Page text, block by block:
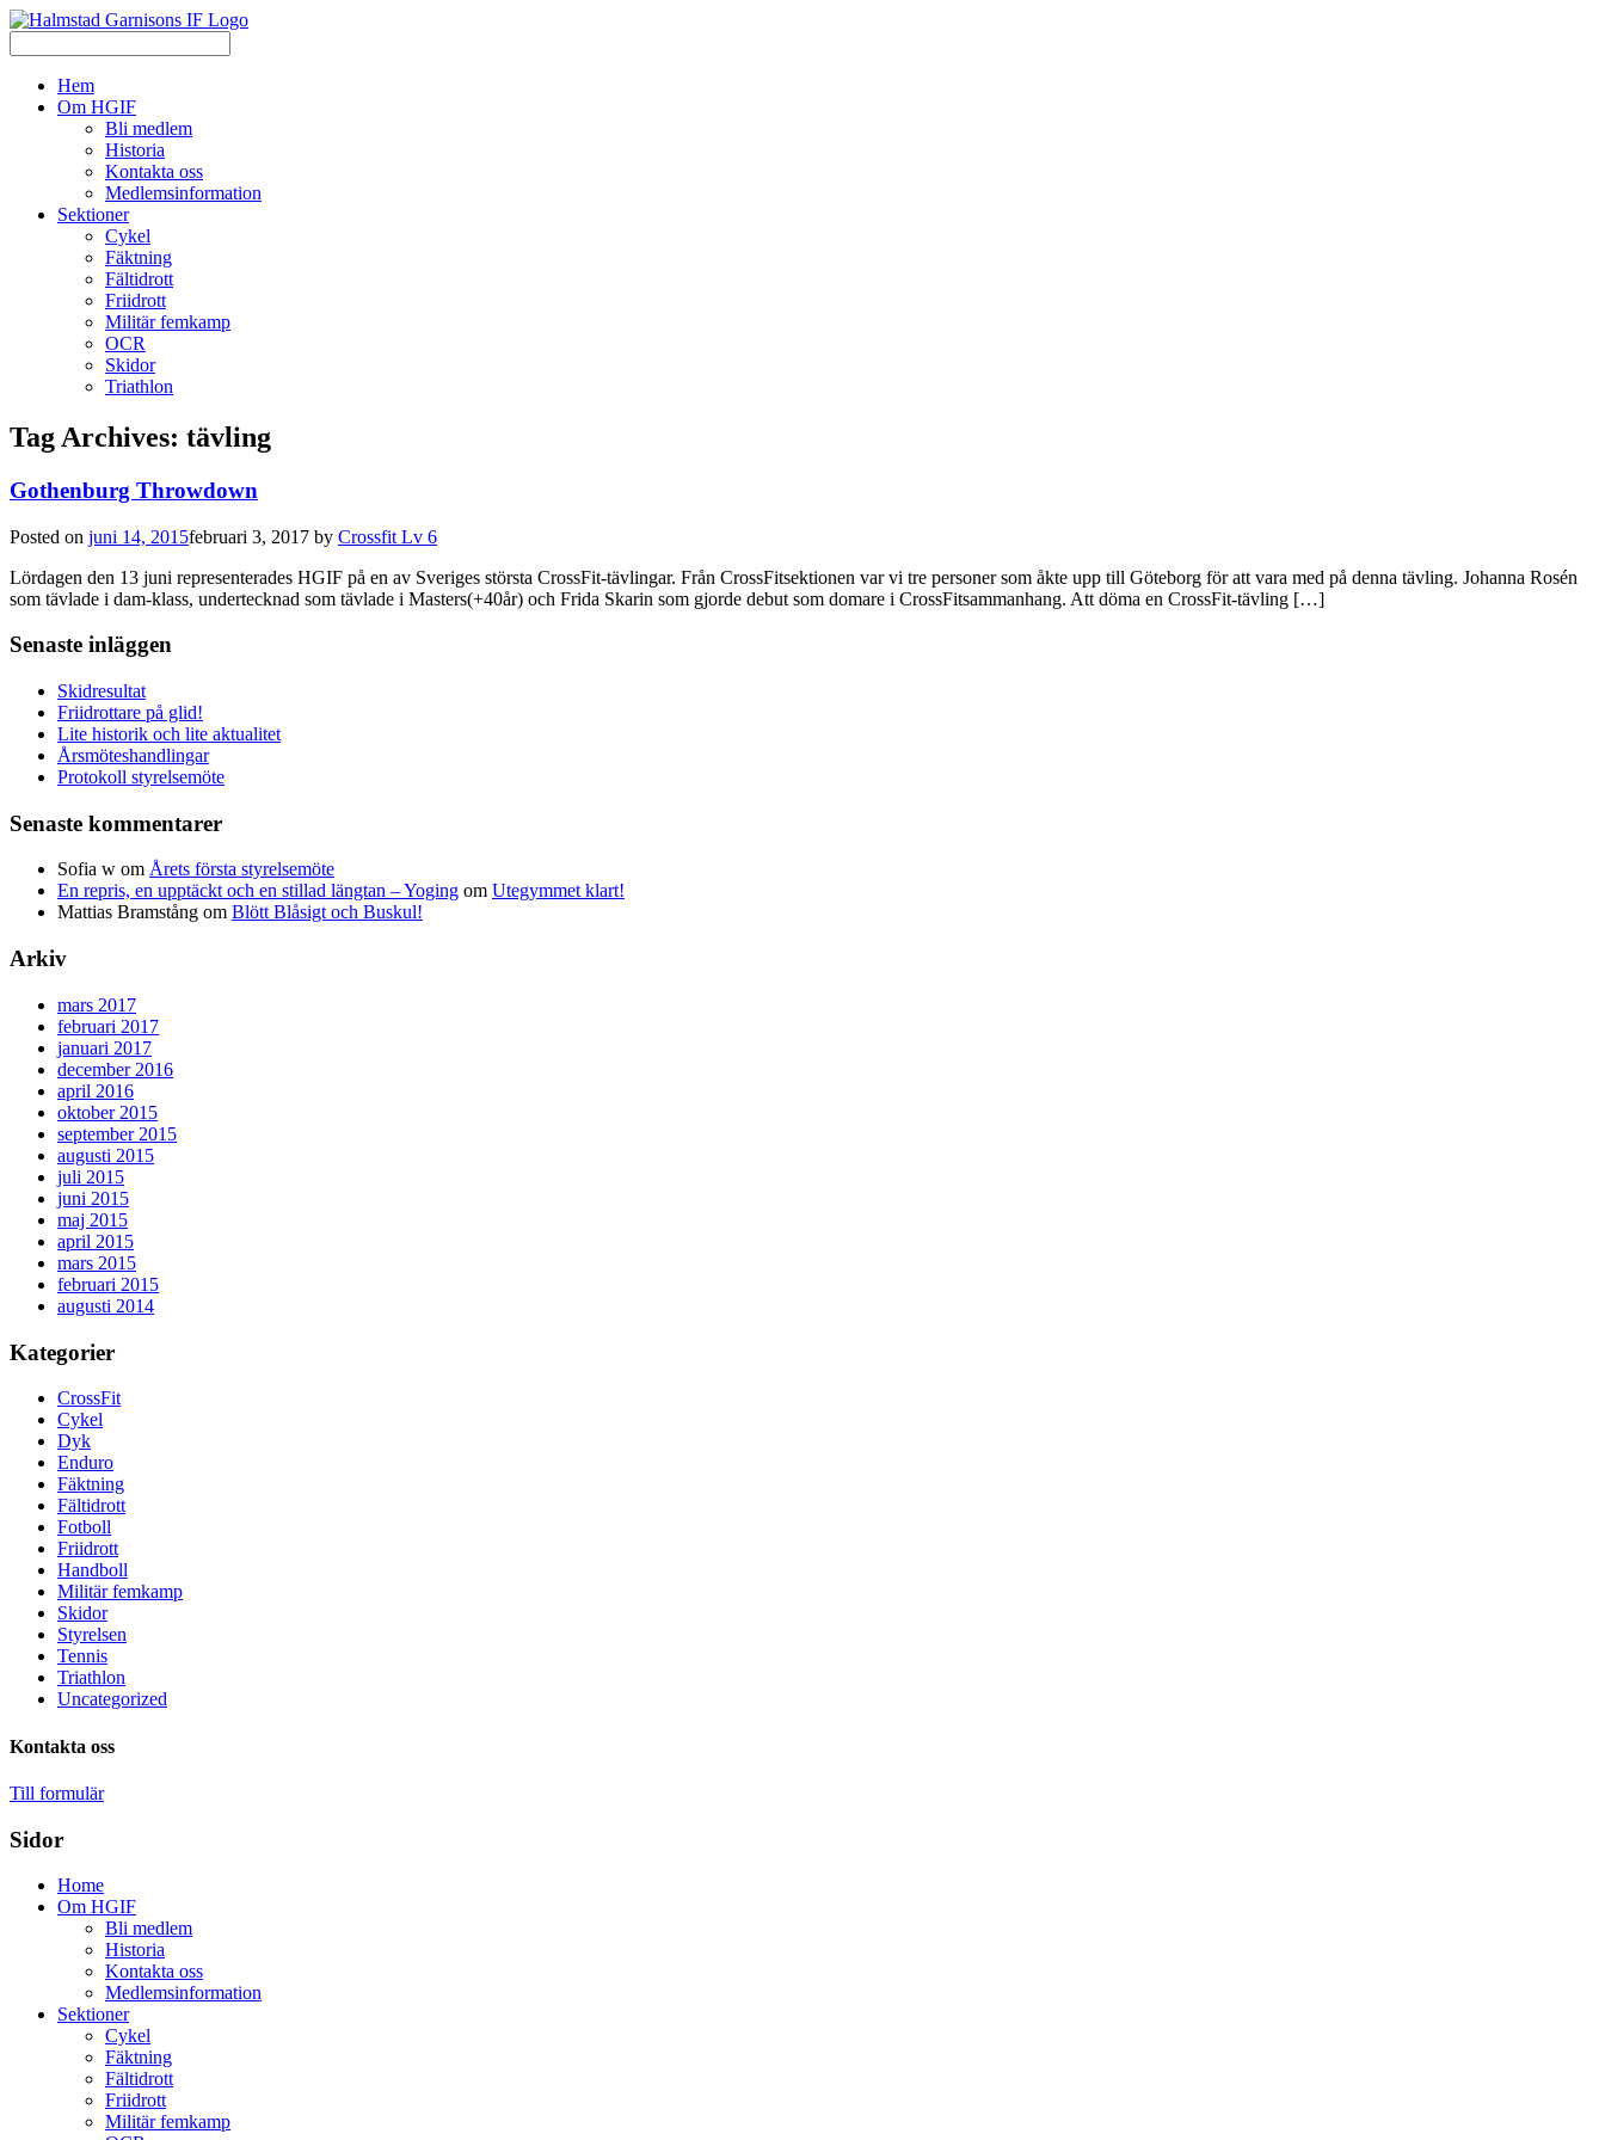
Hem
Om HGIF
Bli medlem
Historia
Kontakta oss
Medlemsinformation
Sektioner
Cykel
Fäktning
Fältidrott
Friidrott
Militär femkamp
OCR
Skidor
Triathlon
Tag Archives: tävling
Gothenburg Throwdown
Posted on juni 14, 2015februari 3, 2017 by Crossfit Lv 6
Lördagen den 13 juni representerades HGIF på en av Sveriges största CrossFit-tävlingar. Från CrossFitsektionen var vi tre personer som åkte upp till Göteborg för att vara med på denna tävling. Johanna Rosén
som tävlade i dam-klass, undertecknad som tävlade i Masters(+40år) och Frida Skarin som gjorde debut som domare i CrossFitsammanhang. Att döma en CrossFit-tävling […]
Senaste inläggen
Skidresultat
Friidrottare på glid!
Lite historik och lite aktualitet
Årsmöteshandlingar
Protokoll styrelsemöte
Senaste kommentarer
Sofia w om Årets första styrelsemöte
En repris, en upptäckt och en stillad längtan – Yoging om Utegymmet klart!
Mattias Bramstång om Blött Blåsigt och Buskul!
Arkiv
mars 2017
februari 2017
januari 2017
december 2016
april 2016
oktober 2015
september 2015
augusti 2015
juli 2015
juni 2015
maj 2015
april 2015
mars 2015
februari 2015
augusti 2014
Kategorier
CrossFit
Cykel
Dyk
Enduro
Fäktning
Fältidrott
Fotboll
Friidrott
Handboll
Militär femkamp
Skidor
Styrelsen
Tennis
Triathlon
Uncategorized
Kontakta oss
Till formulär
Sidor
Home
Om HGIF
Bli medlem
Historia
Kontakta oss
Medlemsinformation
Sektioner
Cykel
Fäktning
Fältidrott
Friidrott
Militär femkamp